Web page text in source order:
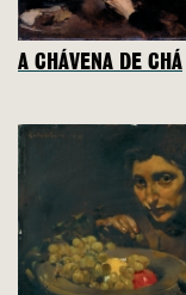
A CHÁVENA DE CHÁ